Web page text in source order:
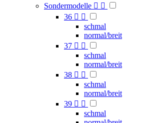
Sondermodelle  
36  
schmal
normal/breit
37  
schmal
normal/breit
38  
schmal
normal/breit
39  
schmal